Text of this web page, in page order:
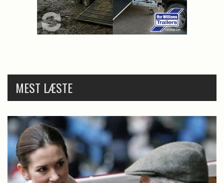
MEST LÆSTE